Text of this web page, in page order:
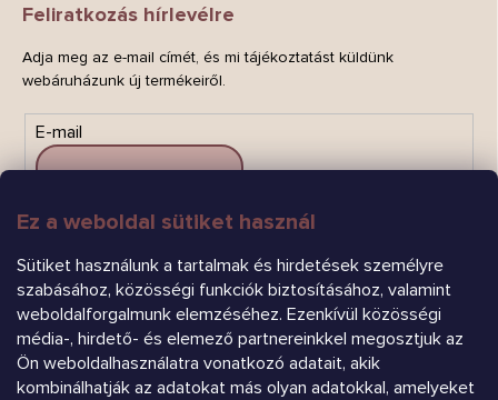
Ez a weboldal sütiket használ
Sütiket használunk a tartalmak és hirdetések személyre
szabásához, közösségi funkciók biztosításához, valamint
weboldalforgalmunk elemzéséhez. Ezenkívül közösségi
média-, hirdető- és elemező partnereinkkel megosztjuk az
Ön weboldalhasználatra vonatkozó adatait, akik
kombinálhatják az adatokat más olyan adatokkal, amelyeket
Feliratkozás hírlevélre
Adja meg az e-mail címét, és mi tájékoztatást küldünk
webáruházunk új termékeiről.
E-mail
FELIRATKOZÁS